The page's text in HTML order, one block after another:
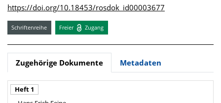
https://doi.org/10.18453/rosdok_id00003677
Schriftenreihe Freier Zugang
Zugehörige Dokumente Metadaten
Heft 1